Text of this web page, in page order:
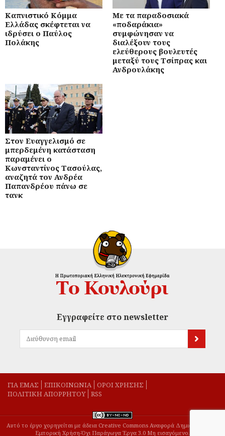
Καπνιστικό Κόμμα
Ελλάδας σκέφτεται να
ιδρύσει ο Παύλος
Πολάκης
Με τα παραδοσιακά
«ποδαράκια»
συμφώνησαν να
διαλέξουν τους
ελεύθερους βουλευτές
μεταξύ τους Τσίπρας και
Ανδρουλάκης
Στον Ευαγγελισμό σε
μπερδεμένη κατάσταση
παραμένει ο
Κωνσταντίνος Τασούλας,
αναζητά τον Ανδρέα
Παπανδρέου πάνω σε
τανκ
Εγγραφείτε στο newsletter
ΓΙΑ ΕΜΑΣ EΠΙΚΟΙΝΩΝΙΑ
ΟΡΟΙ ΧΡΗΣΗΣ
ΠΟΛΙΤΙΚΗ ΑΠΟΡΡΗΤΟΥ
RSS
Αυτό το έργο χορηγείται με άδεια Creative Commons Αναφορά Δημιουργού-Μη
Εμπορική Χρήση-Όχι Παράγωγα Έργα 3.0 Μη εισαγόμενο.